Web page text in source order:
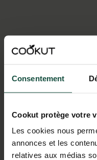
Consentement
Cookut protège votre
Les cookies nous
annonces et les
relatives aux médias